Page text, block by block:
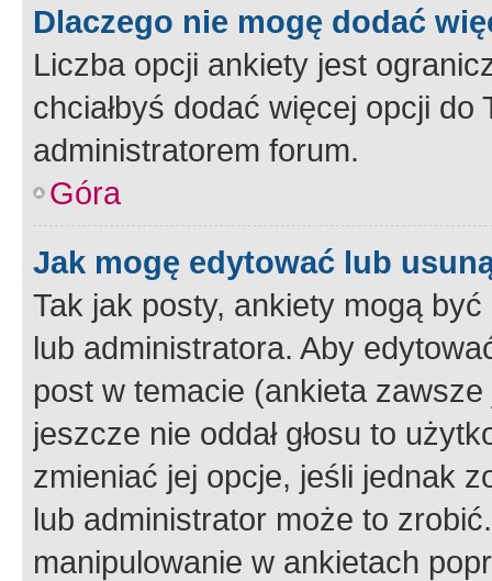
Dlaczego nie mogę dodać
Liczba opcji ankiety jest
chciałbyś dodać więcej opcji
administratorem forum.
Góra
Jak mogę edytować lub
Tak jak posty, ankiety mogą
lub administratora. Aby
post w temacie (ankieta
jeszcze nie oddał głosu to
zmieniać jej opcje, jeśli jednak
lub administrator może to
manipulowanie w ankietach